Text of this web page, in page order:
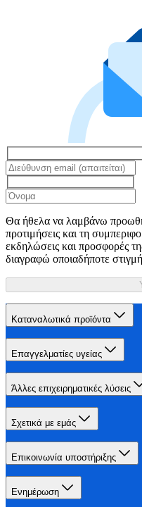
Θα ήθελα να λαμβάνω
προτιμήσεις και τη
εκδηλώσεις και προσφορές
διαγραφώ οποιαδήποτε
Καταναλωτικά προϊόντα
Επαγγελματίες υγείας
Άλλες επιχειρηματικές λύσεις
Σχετικά με εμάς
Επικοινωνία υποστήριξης
Ενημέρωση